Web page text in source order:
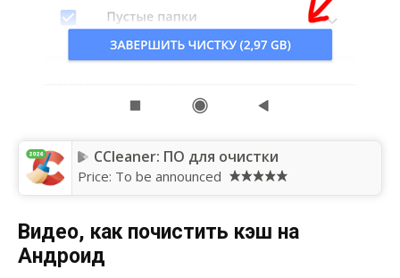
CCleaner: ПО для очистки
Price: To be announced
Видео, как почистить кэш на
Андроид